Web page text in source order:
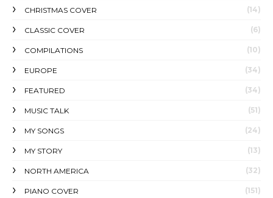
CHRISTMAS COVER (14)
CLASSIC COVER (6)
COMPILATIONS (10)
EUROPE (34)
FEATURED (34)
MUSIC TALK (51)
MY SONGS (24)
MY STORY (13)
NORTH AMERICA (32)
PIANO COVER (151)